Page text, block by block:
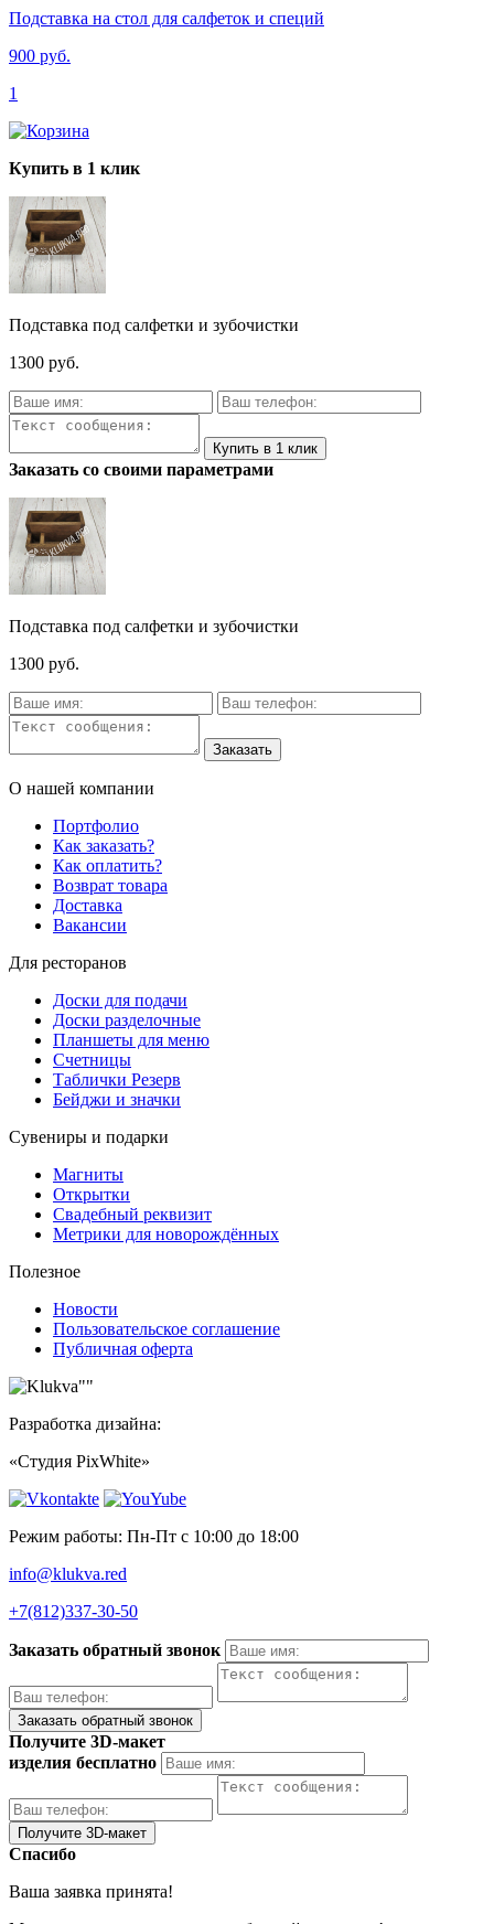
Подставка на стол для салфеток и специй
900 руб.
1
Купить в 1 клик
Подставка под салфетки и зубочистки
1300 руб.
Заказать со своими параметрами
Подставка под салфетки и зубочистки
1300 руб.
О нашей компании
Портфолио
Как заказать?
Как оплатить?
Возврат товара
Доставка
Вакансии
Для ресторанов
Доски для подачи
Доски разделочные
Планшеты для меню
Счетницы
Таблички Резерв
Бейджи и значки
Сувениры и подарки
Магниты
Открытки
Свадебный реквизит
Метрики для новорождённых
Полезное
Новости
Пользовательское соглашение
Публичная оферта
Разработка дизайна:
«Студия PixWhite»
Режим работы: Пн-Пт с 10:00 до 18:00
info@klukva.red
+7(812)337‑30-50
Заказать обратный звонок
Получите 3D-макет
изделия бесплатно
Спасибо
Ваша заявка принята!